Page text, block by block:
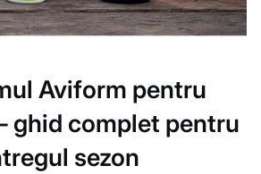
Aviform pentru
ghid complet pentru
sezon